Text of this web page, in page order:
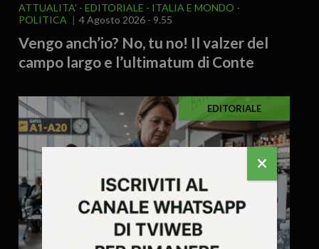
ATTUALITA' EDITORIALE
ITALIA E MONDO
POLITICA
4 Agosto 2026 - 9.55
Vengo anch’io? No, tu no! Il valzer del
campo largo e l’ultimatum di Conte
EDITORIALE